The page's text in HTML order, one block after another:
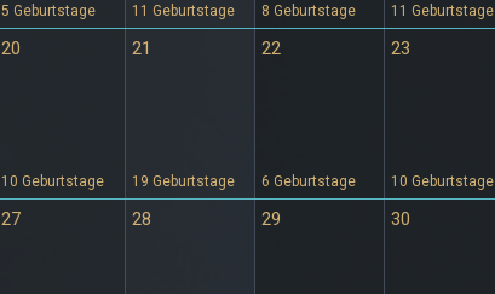
5 Geburtstage 11 Geburtstage 8 Geburtstage 11 Geburtstage
20
10 Geburtstage
21
19 Geburtstage
22
6 Geburtstage
23
10 Geburtstage
27 28 29 30